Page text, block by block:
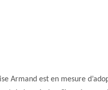
Armand est en mesure